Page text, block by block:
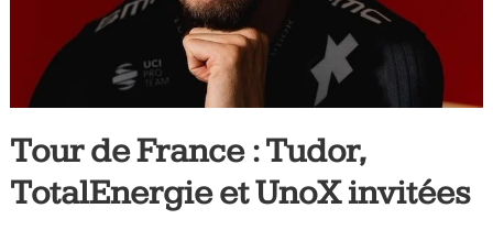
jours,
votre
vélo
et
triathlon
Tour de France : Tudor,
TotalEnergie et UnoX invitées